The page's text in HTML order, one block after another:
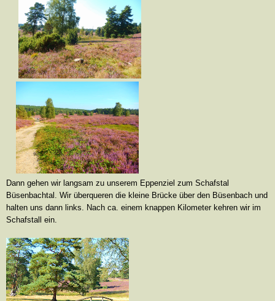
Dann gehen wir langsam zu unserem Eppenziel zum Schafstal
Büsenbachtal. Wir überqueren die kleine Brücke über den Büsenbach und
halten uns dann links. Nach ca. einem knappen Kilometer kehren wir im
Schafstall ein.